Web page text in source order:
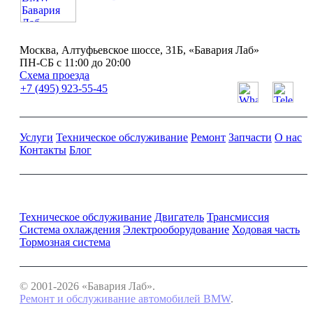
Москва, Алтуфьевское шоссе, 31Б, «Бавария Лаб»
ПН-СБ с 11:00 до 20:00
Схема проезда
+7 (495) 923-55-45
Услуги Техническое обслуживание Ремонт Запчасти О нас
Контакты Блог
Техническое обслуживание Двигатель Трансмиссия
Система охлаждения Электрооборудование Ходовая часть
Тормозная система
© 2001-2026 «Бавария Лаб».
Ремонт и обслуживание автомобилей BMW.